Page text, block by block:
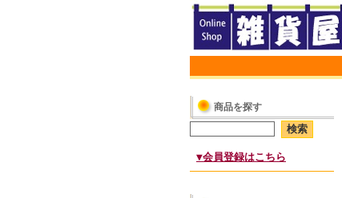
商品を探す
▼会員登録はこちら